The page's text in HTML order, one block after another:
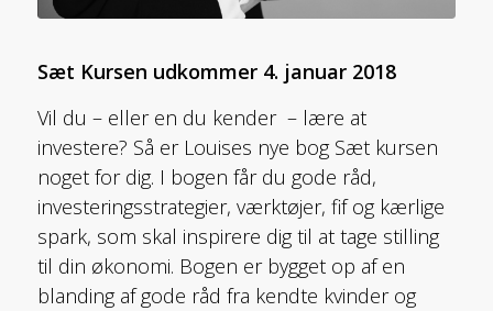
Sæt Kursen udkommer 4. januar 2018
Vil du – eller en du kender – lære at
investere? Så er Louises nye bog Sæt kursen
noget for dig. I bogen får du gode råd,
investeringsstrategier, værktøjer, fif og kærlige
spark, som skal inspirere dig til at tage stilling
til din økonomi. Bogen er bygget op af en
blanding af gode råd fra kendte kvinder og